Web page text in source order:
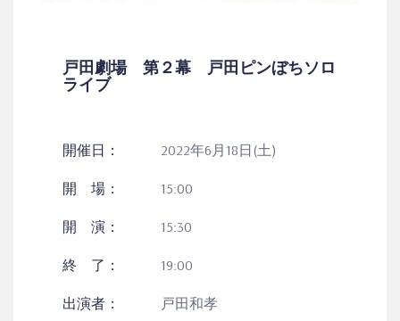
戸田劇場 第２幕 戸田ピンぼちソロ
ライブ
開催日： 2022年6月18日(土)
開 場： 15:00
開 演： 15:30
終 了： 19:00
出演者： 戸田和孝